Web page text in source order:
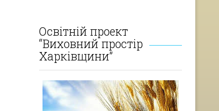
Освітній проект
“Виховний простір
Харківщини”